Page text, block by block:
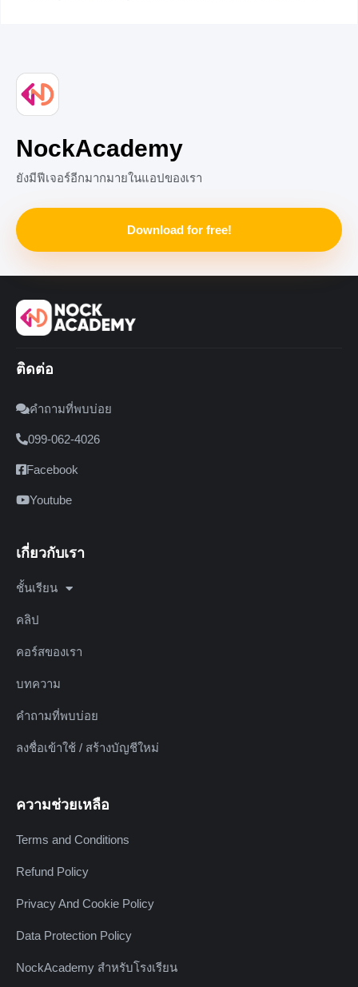
จะเป็นธรรมชาติ วิวทิวทัศน์หรือความเป็นอยู่ของผู้คนมา
พรรณนา หลังจากเข้าใจความหมายของนิราศแล้วก็ไปเริ่ม
เรียนรู้ประวัติความเป็นมาและเรื่องย่อของนิราศภูเขาทอง
กันเลยค่ะ ประวัติความเป็นมา สุนทรภู่แต่งนิราศภูเขาทอง
NockAcademy
ยังมีฟีเจอร์อีกมากมายในแอปของเรา
Download for free!
ติดต่อ
คำถามที่พบบ่อย
099-062-4026
Facebook
Youtube
เกี่ยวกับเรา
ชั้นเรียน
คลิป
คอร์สของเรา
บทความ
คำถามที่พบบ่อย
ลงชื่อเข้าใช้ / สร้างบัญชีใหม่
ความช่วยเหลือ
Terms and Conditions
Refund Policy
Privacy And Cookie Policy
Data Protection Policy
NockAcademy สำหรับโรงเรียน